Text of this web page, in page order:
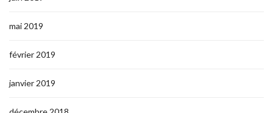
mai 2019
février 2019
janvier 2019